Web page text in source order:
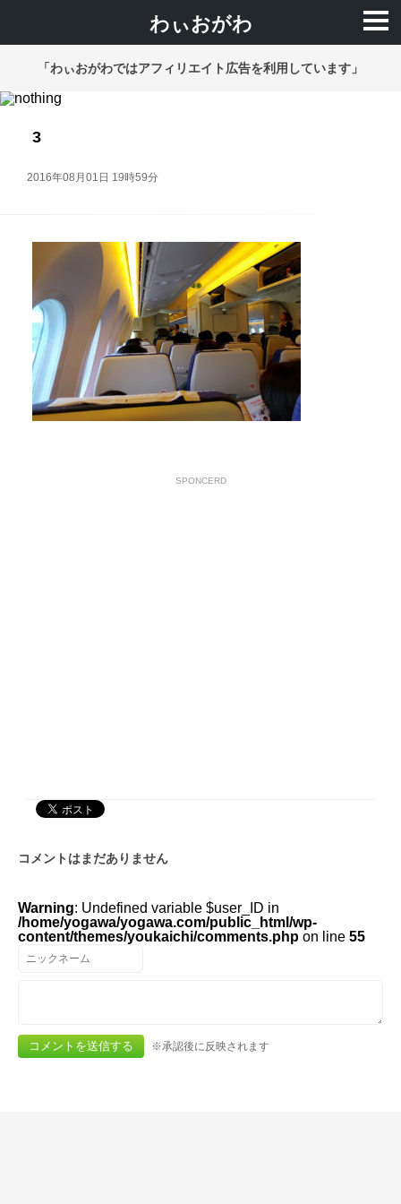
わぃおがわ
「わぃおがわではアフィリエイト広告を利用しています」
3
2016年08月01日 19時59分
SPONCERD
コメントはまだありません
Warning: Undefined variable $user_ID in
/home/yogawa/yogawa.com/public_html/wp-
content/themes/youkaichi/comments.php on line 55
※承認後に反映されます